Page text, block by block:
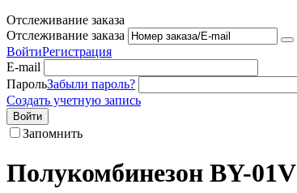
Отслеживание заказа
Отслеживание заказа
ВойтиРегистрация
E-mail
ПарольЗабыли пароль?
Создать учетную запись
Войти
Запомнить
Полукомбинезон BY-01V